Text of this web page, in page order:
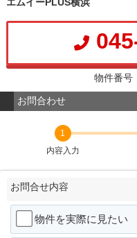
エムイーPLUS横浜
物件番号
お問合わせ
1
内容入力
お問合せ内容
物件を実際に見たい